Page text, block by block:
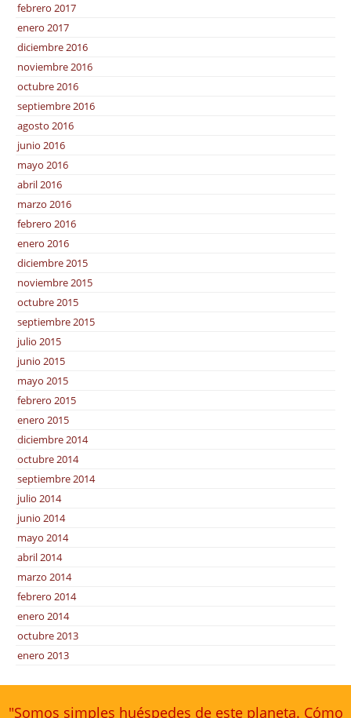
febrero 2017
enero 2017
diciembre 2016
noviembre 2016
octubre 2016
septiembre 2016
agosto 2016
junio 2016
mayo 2016
abril 2016
marzo 2016
febrero 2016
enero 2016
diciembre 2015
noviembre 2015
octubre 2015
septiembre 2015
julio 2015
junio 2015
mayo 2015
febrero 2015
enero 2015
diciembre 2014
octubre 2014
septiembre 2014
julio 2014
junio 2014
mayo 2014
abril 2014
marzo 2014
febrero 2014
enero 2014
octubre 2013
enero 2013
"Somos simples huéspedes de este planeta. Cómo